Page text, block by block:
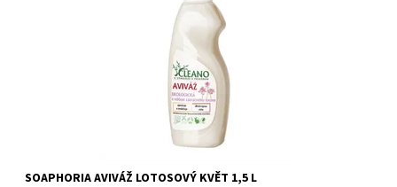
SOAPHORIA AVIVÁŽ LOTOSOVÝ KVĚT 1,5 L